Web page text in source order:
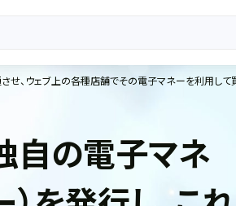
自の電子マネ